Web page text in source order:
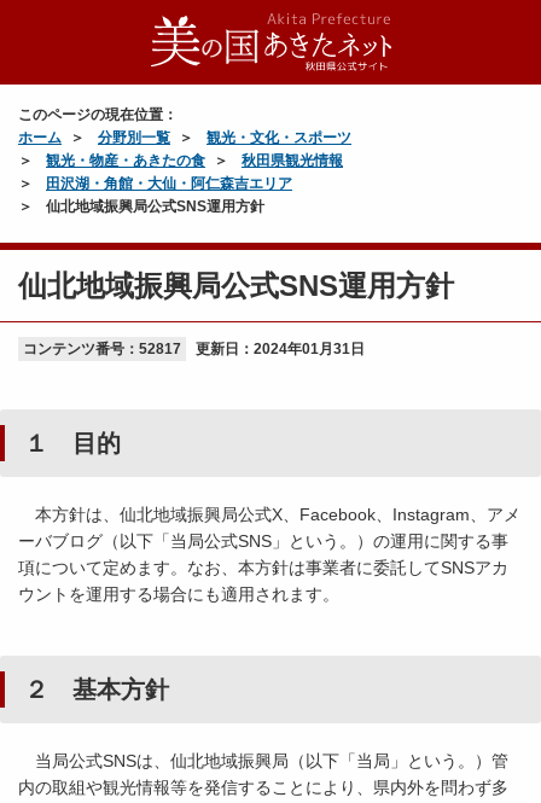
このページの現在位置：
ホーム
分野別一覧
観光・文化・スポーツ
観光・物産・あきたの食
秋田県観光情報
田沢湖・角館・大仙・阿仁森吉エリア
仙北地域振興局公式SNS運用方針
仙北地域振興局公式SNS運用方針
コンテンツ番号：52817 更新日： 2024年01月31日
１ 目的
本方針は、仙北地域振興局公式X、Facebook、Instagram、アメ
ーバブログ（以下「当局公式SNS」という。）の運用に関する事
項について定めます。なお、本方針は事業者に委託してSNSアカ
ウントを運用する場合にも適用されます。
２ 基本方針
当局公式SNSは、仙北地域振興局（以下「当局」という。）管
内の取組や観光情報等を発信することにより、県内外を問わず多